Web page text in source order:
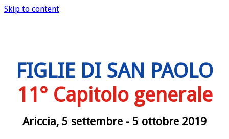
Skip to content
FIGLIE DI SAN PAOLO
11° Capitolo generale
Ariccia, 5 settembre - 5 ottobre 2019